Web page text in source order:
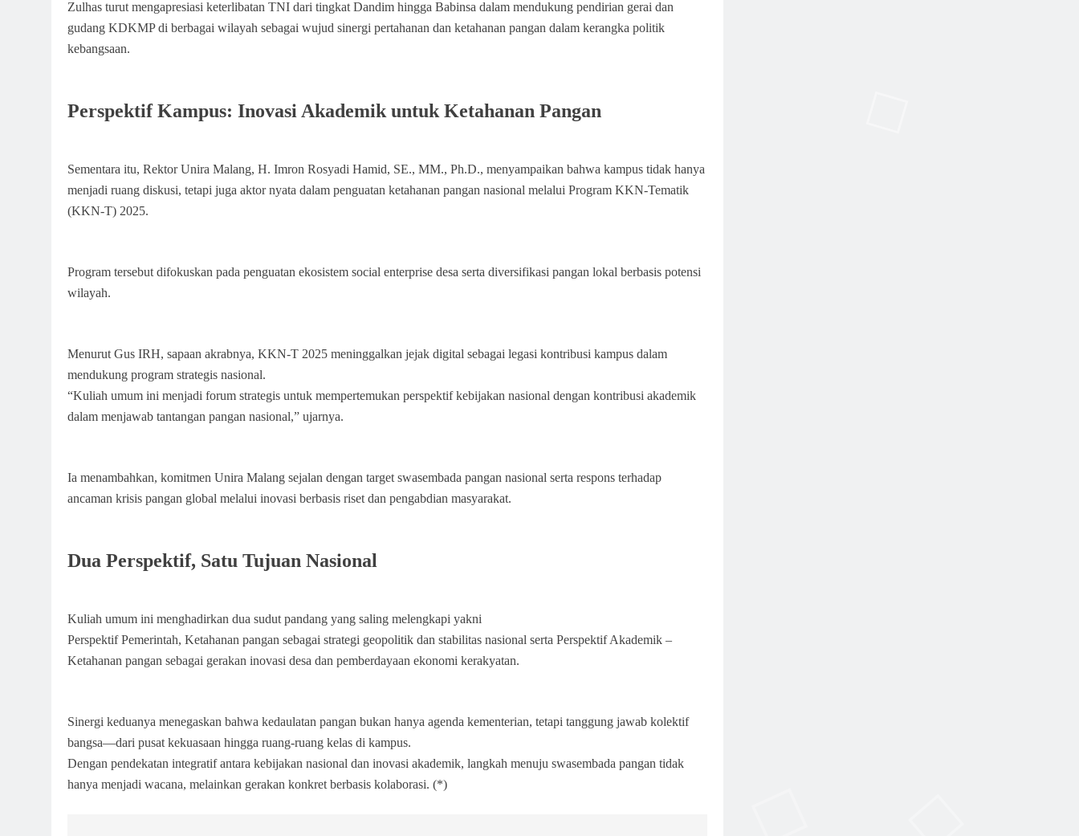
Zulhas turut mengapresiasi keterlibatan TNI dari tingkat Dandim hingga Babinsa dalam mendukung pendirian gerai dan
gudang KDKMP di berbagai wilayah sebagai wujud sinergi pertahanan dan ketahanan pangan dalam kerangka politik
kebangsaan.
Perspektif Kampus: Inovasi Akademik untuk Ketahanan Pangan
Sementara itu, Rektor Unira Malang, H. Imron Rosyadi Hamid, SE., MM., Ph.D., menyampaikan bahwa kampus tidak hanya
menjadi ruang diskusi, tetapi juga aktor nyata dalam penguatan ketahanan pangan nasional melalui Program KKN-Tematik
(KKN-T) 2025.
Program tersebut difokuskan pada penguatan ekosistem social enterprise desa serta diversifikasi pangan lokal berbasis potensi
wilayah.
Menurut Gus IRH, sapaan akrabnya, KKN-T 2025 meninggalkan jejak digital sebagai legasi kontribusi kampus dalam
mendukung program strategis nasional.
“Kuliah umum ini menjadi forum strategis untuk mempertemukan perspektif kebijakan nasional dengan kontribusi akademik
dalam menjawab tantangan pangan nasional,” ujarnya.
Ia menambahkan, komitmen Unira Malang sejalan dengan target swasembada pangan nasional serta respons terhadap
ancaman krisis pangan global melalui inovasi berbasis riset dan pengabdian masyarakat.
Dua Perspektif, Satu Tujuan Nasional
Kuliah umum ini menghadirkan dua sudut pandang yang saling melengkapi yakni
Perspektif Pemerintah, Ketahanan pangan sebagai strategi geopolitik dan stabilitas nasional serta Perspektif Akademik –
Ketahanan pangan sebagai gerakan inovasi desa dan pemberdayaan ekonomi kerakyatan.
Sinergi keduanya menegaskan bahwa kedaulatan pangan bukan hanya agenda kementerian, tetapi tanggung jawab kolektif
bangsa—dari pusat kekuasaan hingga ruang-ruang kelas di kampus.
Dengan pendekatan integratif antara kebijakan nasional dan inovasi akademik, langkah menuju swasembada pangan tidak
hanya menjadi wacana, melainkan gerakan konkret berbasis kolaborasi. (*)